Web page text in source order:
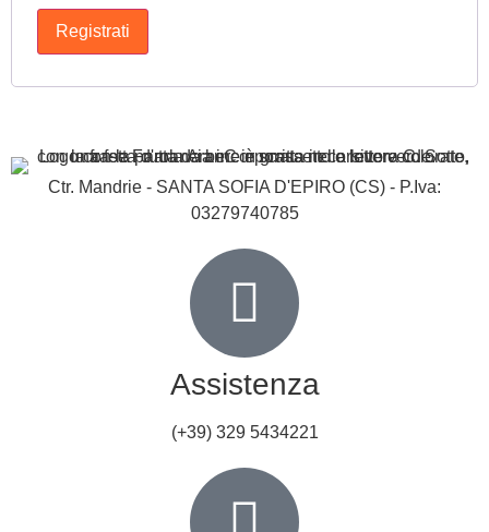
Registrati
Ctr. Mandrie - SANTA SOFIA D'EPIRO (CS) - P.Iva:
03279740785
Assistenza
(+39) 329 5434221